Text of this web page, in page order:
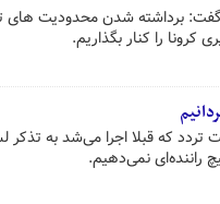
گفت: برداشته شدن محدودیت های
کرونا را کنار بگذاریم.
که قبلا اجرا می‌شد به
راننده‌ای نمی‌دهیم.